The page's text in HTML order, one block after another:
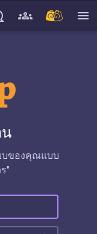
menu
น
บของคุณแบบ
"